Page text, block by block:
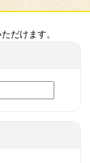
だけます。